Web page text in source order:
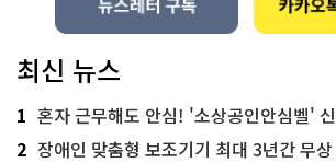
최신 뉴스
1 혼자 근무해도 안심! '소상공인안심벨'
2 장애인 맞춤형 보조기기 최대 3년간 무상 대